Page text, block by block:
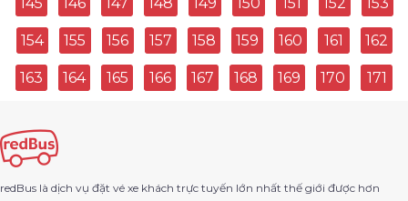
Long Xuyên Đi Bình Dương
Quận 12 Đi Đông Hòa
145 146 147 148 149 150 151 152 153
154 155 156 157 158 159 160 161 162
163 164 165 166 167 168 169 170 171
redBus là dịch vụ đặt vé xe khách trực tuyến lớn nhất thế giới được hơn